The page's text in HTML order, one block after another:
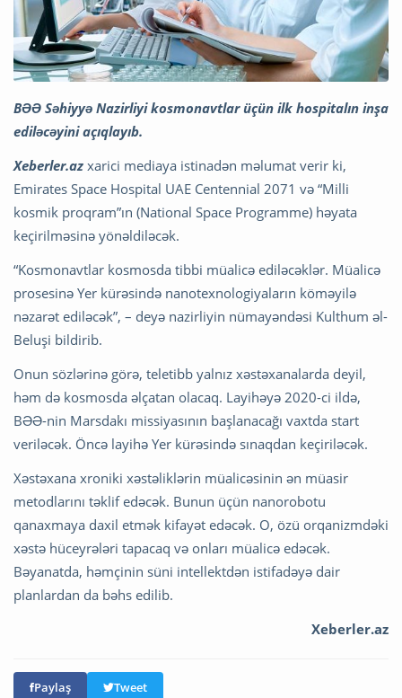
BƏƏ Səhiyyə Nazirliyi kosmonavtlar üçün ilk hospitalın inşa
ediləcəyini açıqlayıb.
Xeberler.az xarici mediaya istinadən məlumat verir ki,
Emirates Space Hospital UAE Centennial 2071 və “Milli
kosmik proqram”ın (National Space Programme) həyata
keçirilməsinə yönəldiləcək.
“Kosmonavtlar kosmosda tibbi müalicə ediləcəklər. Müalicə
prosesinə Yer kürəsində nanotexnologiyaların köməyilə
nəzarət ediləcək”, – deyə nazirliyin nümayəndəsi Kulthum əl-
Beluşi bildirib.
Onun sözlərinə görə, teletibb yalnız xəstəxanalarda deyil,
həm də kosmosda əlçatan olacaq. Layihəyə 2020-ci ildə,
BƏƏ-nin Marsdakı missiyasının başlanacağı vaxtda start
veriləcək. Öncə layihə Yer kürəsində sınaqdan keçiriləcək.
Xəstəxana xroniki xəstəliklərin müalicəsinin ən müasir
metodlarını təklif edəcək. Bunun üçün nanorobotu
qanaxmaya daxil etmək kifayət edəcək. O, özü orqanizmdəki
xəstə hüceyrələri tapacaq və onları müalicə edəcək.
Bəyanatda, həmçinin süni intellektdən istifadəyə dair
planlardan da bəhs edilib.
Xeberler.az
Paylaş Tweet